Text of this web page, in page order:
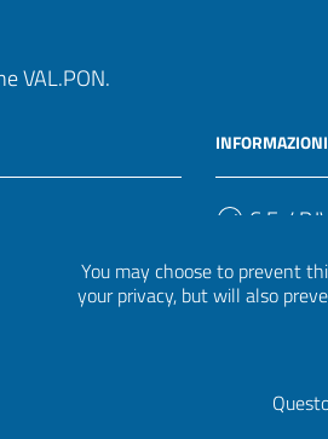
You may choose to prevent
your privacy, but will also
VAL.PON.
INFORMAZIONI
C.F. /